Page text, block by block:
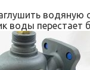
водяную
воды перестает